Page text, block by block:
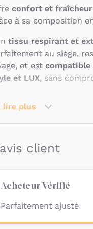
confort et
à sa composition
tissu respirant et
au siège,
et est compatible
et LUX, sans
Römer suivants
Kidfix Classic
Kidfix i-Size.
sont
lire plus
client
Acheteur Vérifié
Parfaitement ajusté